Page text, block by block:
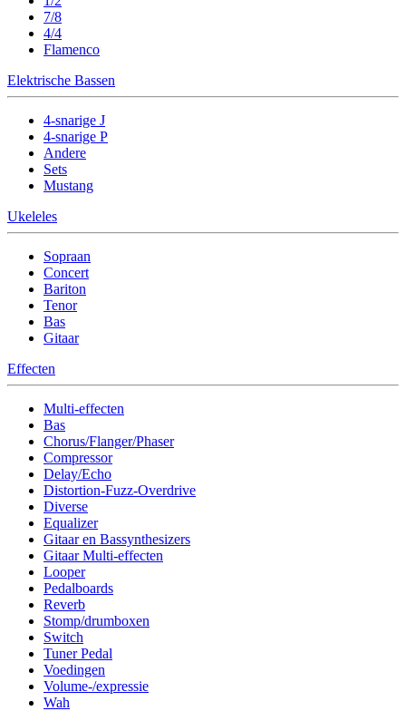
7/8
4/4
Flamenco
Elektrische Bassen
4-snarige J
4-snarige P
Andere
Sets
Mustang
Ukeleles
Sopraan
Concert
Bariton
Tenor
Bas
Gitaar
Effecten
Multi-effecten
Bas
Chorus/Flanger/Phaser
Compressor
Delay/Echo
Distortion-Fuzz-Overdrive
Diverse
Equalizer
Gitaar en Bassynthesizers
Gitaar Multi-effecten
Looper
Pedalboards
Reverb
Stomp/drumboxen
Switch
Tuner Pedal
Voedingen
Volume-/expressie
Wah